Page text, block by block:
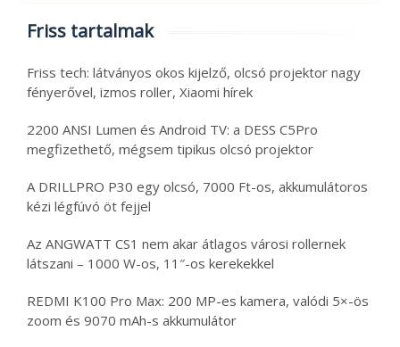
Friss tartalmak
Friss tech: látványos okos kijelző, olcsó projektor nagy
fényerővel, izmos roller, Xiaomi hírek
2200 ANSI Lumen és Android TV: a DESS C5Pro
megfizethető, mégsem tipikus olcsó projektor
A DRILLPRO P30 egy olcsó, 7000 Ft-os, akkumulátoros
kézi légfúvó öt fejjel
Az ANGWATT CS1 nem akar átlagos városi rollernek
látszani – 1000 W-os, 11″-os kerekekkel
REDMI K100 Pro Max: 200 MP-es kamera, valódi 5×-ös
zoom és 9070 mAh-s akkumulátor